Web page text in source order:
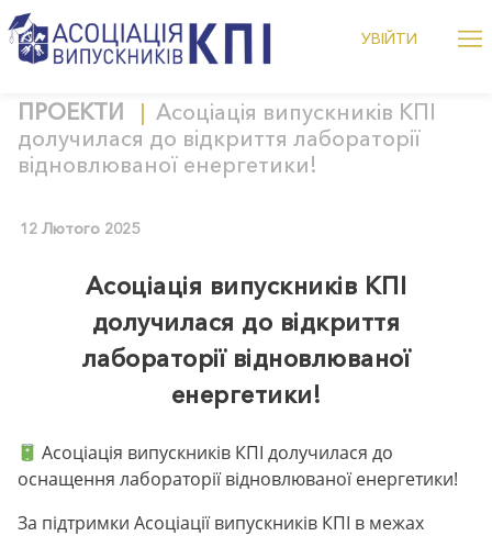
Skip
content
alumniKPI
УВІЙТИ
ПРОЕКТИ
Асоціація випускників КПІ
долучилася до відкриття лабораторії
відновлюваної енергетики!
12 Лютого 2025
Асоціація випускників КПІ
долучилася до відкриття
лабораторії відновлюваної
енергетики!
Асоціація випускників КПІ долучилася до
оснащення лабораторії відновлюваної енергетики!
За підтримки Асоціації випускників КПІ в межах